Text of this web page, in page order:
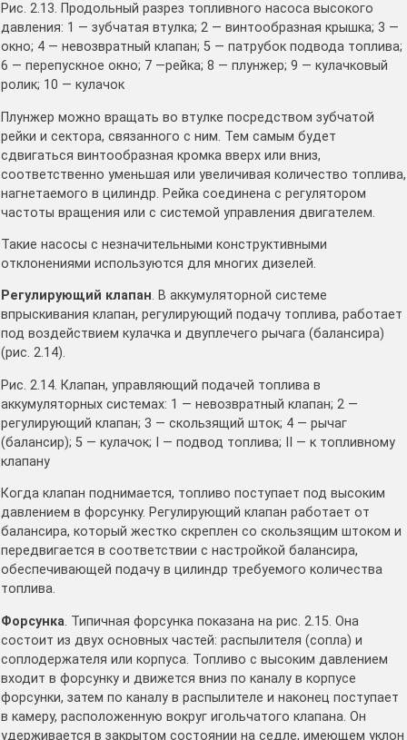
Рис. 2.13. Продольный разрез топливного насоса высокого
давления: 1 — зубчатая втулка; 2 — винтообразная крышка; 3 —
окно; 4 — невозвратный клапан; 5 — патрубок подвода топлива;
6 — перепускное окно; 7 —рейка; 8 — плунжер; 9 — кулачковый
ролик; 10 — кулачок
Плунжер можно вращать во втулке посредством зубчатой
рейки и сектора, связанного с ним. Тем самым будет
сдвигаться винтообразная кромка вверх или вниз,
соответственно уменьшая или увеличивая количество топлива,
нагнетаемого в цилиндр. Рейка соединена с регулятором
частоты вращения или с системой управления двигателем.
Такие насосы с незначительными конструктивными
отклонениями используются для многих дизелей.
Регулирующий клапан. В аккумуляторной системе
впрыскивания клапан, регулирующий подачу топлива, работает
под воздействием кулачка и двуплечего рычага (балансира)
(рис. 2.14).
Рис. 2.14. Клапан, управляющий подачей топлива в
аккумуляторных системах: 1 — невозвратный клапан; 2 —
регулирующий клапан; 3 — скользящий шток; 4 — рычаг
(балансир); 5 — кулачок; I — подвод топлива; II — к топливному
клапану
Когда клапан поднимается, топливо поступает под высоким
давлением в форсунку. Регулирующий клапан работает от
балансира, который жестко скреплен со скользящим штоком и
передвигается в соответствии с настройкой балансира,
обеспечивающей подачу в цилиндр требуемого количества
топлива.
Форсунка. Типичная форсунка показана на рис. 2.15. Она
состоит из двух основных частей: распылителя (сопла) и
соплодержателя или корпуса. Топливо с высоким давлением
входит в форсунку и движется вниз по каналу в корпусе
форсунки, затем по каналу в распылителе и наконец поступает
в камеру, расположенную вокруг игольчатого клапана. Он
удерживается в закрытом состоянии на седле, имеющем уклон